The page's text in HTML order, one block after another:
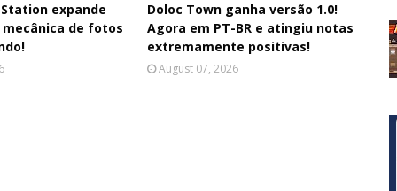
expande
de fotos
Doloc Town ganha versão 1.0!
Agora em PT-BR e atingiu notas
extremamente positivas!
August 07, 2026